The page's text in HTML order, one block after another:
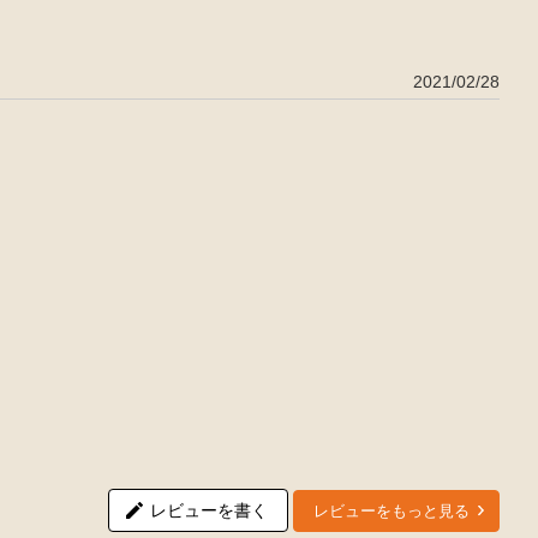
2021/02/28
レビューを書く レビューをもっと見る